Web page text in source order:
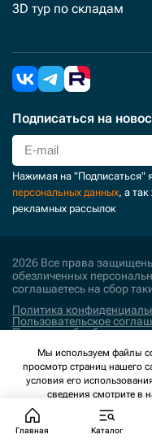
3D тур по складам
Подписаться на
Нажимая на "Подписаться"
персональных данных, а
рекламных рассылок
2026 Все права
обезличенных
соглашаетесь на сбор
Политика
Пользовательское
Политика обработки
Поддержка и развитие
Главная Каталог
Мы используем файлы
просмотр страниц нашего
условия его
сведения смотрите в